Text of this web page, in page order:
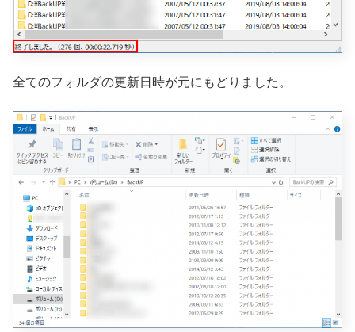
全てのフォルダの更新日時が元にもどりました。